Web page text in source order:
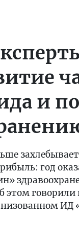
и
год
этом
ИД